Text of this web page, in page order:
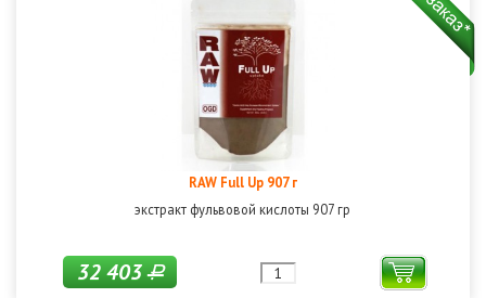
RAW Full Up 907 г
экстракт фульвовой кислоты 907 гр
32 403Р